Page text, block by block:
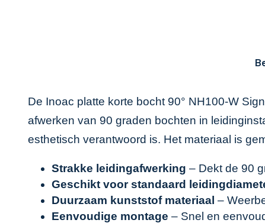
De Inoac platte korte bocht 90° NH100-W
afwerken van 90 graden bochten in
esthetisch verantwoord is. Het materiaal is
Strakke leidingafwerking – Dekt de 90
Geschikt voor standaard
Duurzaam kunststof materiaal –
Eenvoudige montage – Snel en